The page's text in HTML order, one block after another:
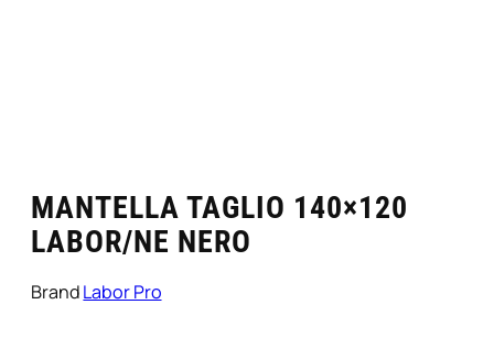
MANTELLA TAGLIO 140×120
LABOR/NE NERO
BrandLabor Pro